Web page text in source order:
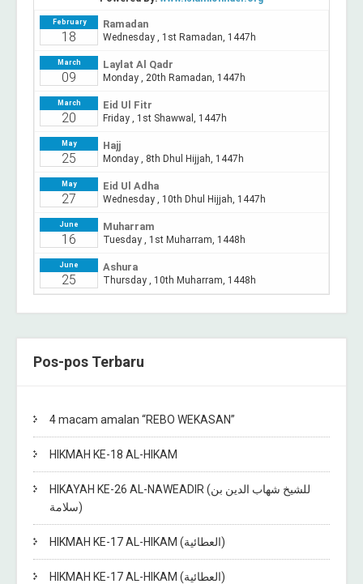
Pos-pos Terbaru
4 macam amalan “REBO WEKASAN”
HIKMAH KE-18 AL-HIKAM
HIKAYAH KE-26 AL-NAWEADIR (للشيخ شهاب الدين بن
سلامة)
HIKMAH KE-17 AL-HIKAM (العطائية)
HIKMAH KE-17 AL-HIKAM (العطائية)